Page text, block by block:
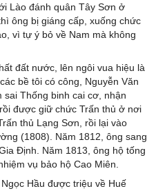
Lào đánh quân Tây Sơn ở
ông bị giáng cấp, xuống chức
vì tự ý bỏ về Nam mà không
đất nước, lên ngôi vua hiệu là
bề tôi có công, Nguyễn Văn
Thống binh cai cơ, nhận
được giữ chức Trấn thủ ở nơi
thủ Lạng Sơn, rồi lại vào
(1808). Năm 1812, ông sang
Định. Năm 1813, ông hộ tống
vụ bảo hộ Cao Miên.
Hầu được triệu về Huế